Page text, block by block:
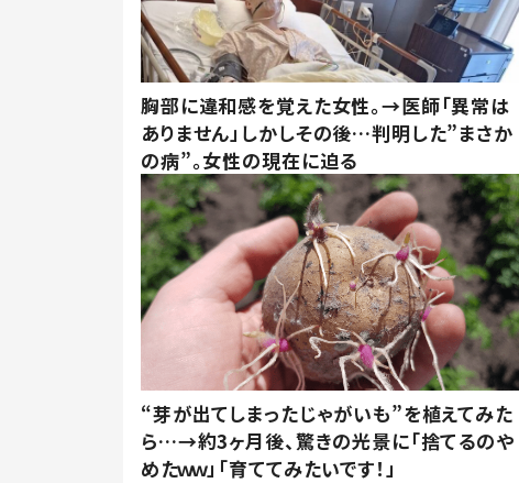
胸部に違和感を覚えた女性。→医師「異常は
ありません」しかしその後…判明した”まさか
の病”。女性の現在に迫る
“芽が出てしまったじゃがいも”を植えてみた
ら…→約3ヶ月後、驚きの光景に「捨てるのや
めたｗｗ」「育ててみたいです！」